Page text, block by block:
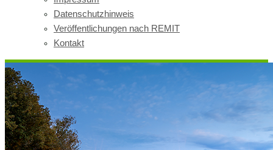
Datenschutzhinweis
Veröffentlichungen nach REMIT
Kontakt